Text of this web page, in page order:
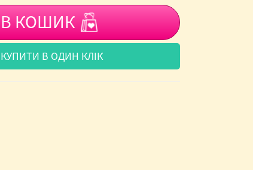
В КОШИК